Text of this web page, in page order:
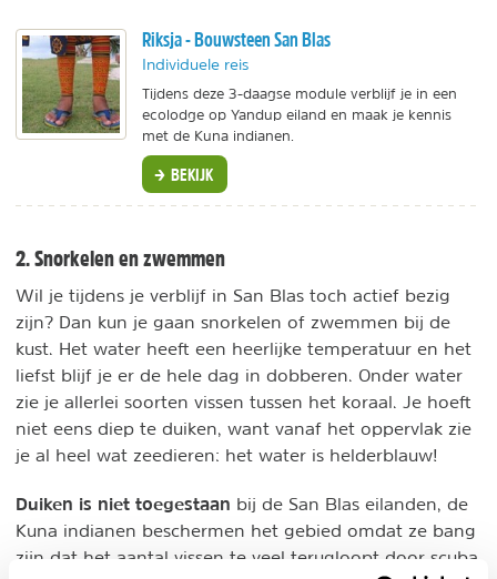
Riksja - Bouwsteen San Blas
Individuele reis
Tijdens deze 3-daagse module verblijf je in een
ecolodge op Yandup eiland en maak je kennis
met de Kuna indianen.
BEKIJK
2. Snorkelen en zwemmen
Wil je tijdens je verblijf in San Blas toch actief bezig
zijn? Dan kun je gaan snorkelen of zwemmen bij de
kust. Het water heeft een heerlijke temperatuur en het
liefst blijf je er de hele dag in dobberen. Onder water
zie je allerlei soorten vissen tussen het koraal. Je hoeft
niet eens diep te duiken, want vanaf het oppervlak zie
je al heel wat zeedieren: het water is helderblauw!
Duiken is niet toegestaan bij de San Blas eilanden, de
Kuna indianen beschermen het gebied omdat ze bang
zijn dat het aantal vissen te veel terugloopt door scuba